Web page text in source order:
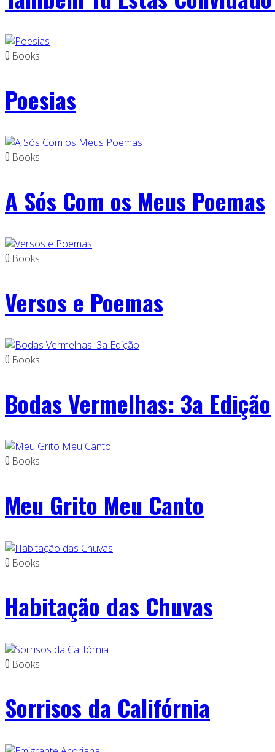
0 Books
Poesias
0 Books
A Sós Com os Meus Poemas
0 Books
Versos e Poemas
0 Books
Bodas Vermelhas: 3a Edição
0 Books
Meu Grito Meu Canto
0 Books
Habitação das Chuvas
0 Books
Sorrisos da Califórnia